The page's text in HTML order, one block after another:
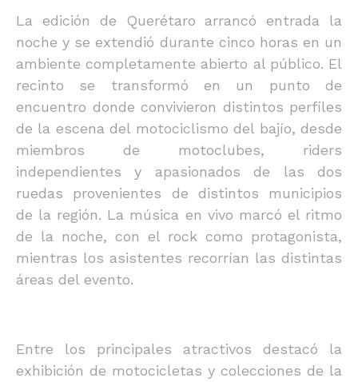
La edición de Querétaro arrancó entrada la
noche y se extendió durante cinco horas en un
ambiente completamente abierto al público. El
recinto se transformó en un punto de
encuentro donde convivieron distintos perfiles
de la escena del motociclismo del bajío, desde
miembros de motoclubes, riders
independientes y apasionados de las dos
ruedas provenientes de distintos municipios
de la región. La música en vivo marcó el ritmo
de la noche, con el rock como protagonista,
mientras los asistentes recorrían las distintas
áreas del evento.
Entre los principales atractivos destacó la
exhibición de motocicletas y colecciones de la